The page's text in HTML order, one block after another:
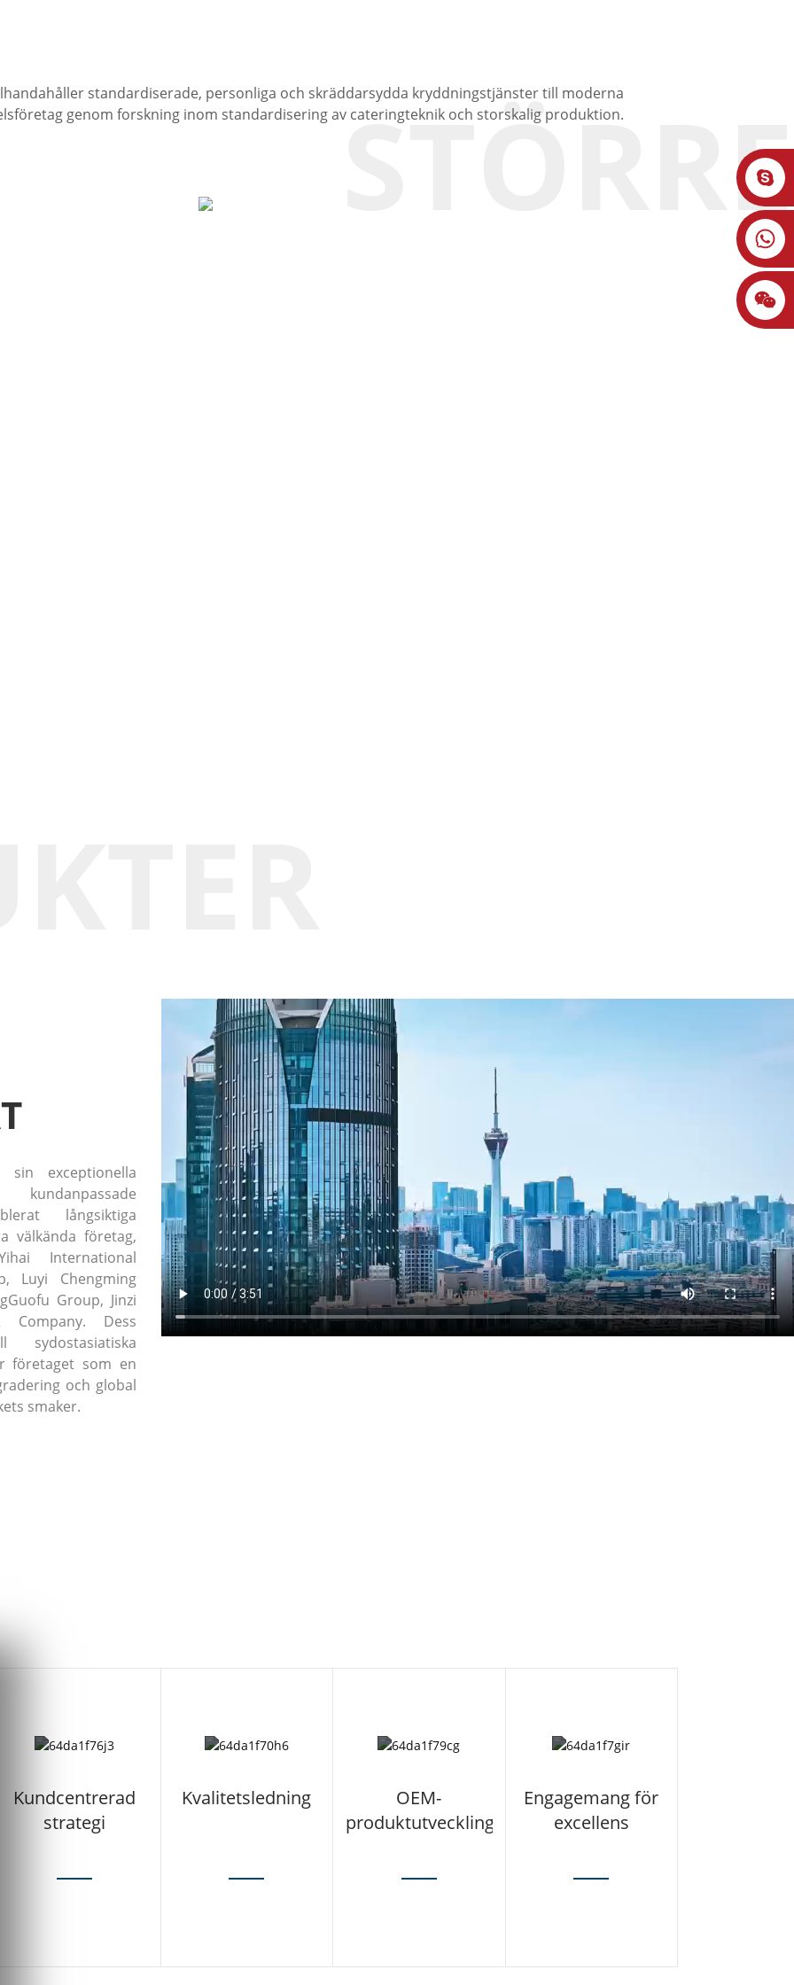
standardiserade, personliga och skräddarsydda kryddningstjänster till moderna
genom forskning inom standardisering av cateringteknik och storskalig produktion.
STÖRRE
exceptionella
långsiktiga
välkända företag,
International
Luyi Chengming
Group, Jinzi
Dess
företaget som en
och global
smaker.
Kundcentrerad
strategi
Kvalitetsledning
OEM-
produktutveckling
Engagemang för
excellens